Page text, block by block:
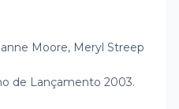
Moore, Meryl Streep
de Lançamento 2003.